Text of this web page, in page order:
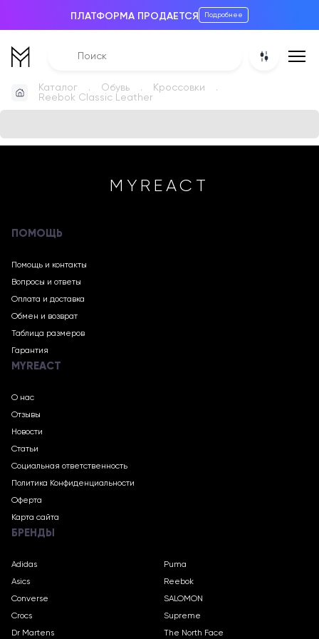
ПЛАТФОРМА ПРОДАЕТСЯ Подробнее
Каталог Обувь
Кроссовки
Reebok Classic Leather
MYREACT
ПОМОЩЬ
Помощь и контакты
Вопросы и ответы
Оплата и доставка
Обмен и возврат
Таблица размеров
Гарантия
MYREACT
О нас
Отзывы
Новости
Статьи
Социальная ответственность
Политика Конфиденциальности
Оферта
Карта сайта
БРЕНДЫ
Adidas
Asics
Converse
Crocs
Dr Martens
Puma
Reebok
SALOMON
Supreme
The North Face